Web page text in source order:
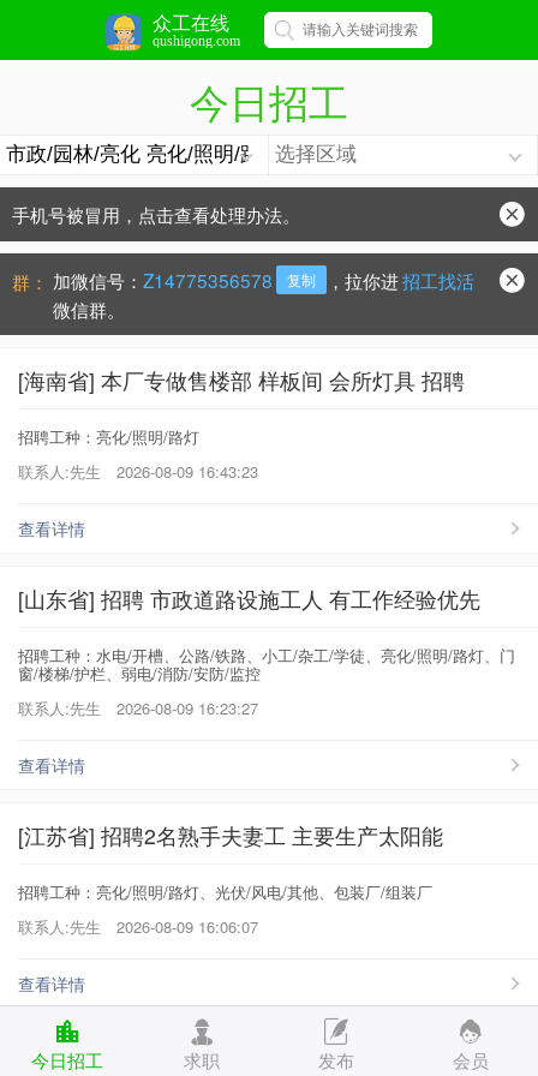
众工在线
qushigong.com
今日招工
手机号被冒用，点击查看处理办法。
防骗常识：学会这些不上当？
群： 加微信号： Z14775356578 复制 ，拉你进招工找活
微信群。
[海南省] 本厂专做售楼部 样板间 会所灯具 招聘
招聘工种：亮化/照明/路灯
联系人:先生
2026-08-09 16:43:23
查看详情
[山东省] 招聘 市政道路设施工人 有工作经验优先
招聘工种：水电/开槽、公路/铁路、小工/杂工/学徒、亮化/照明/路灯、门
窗/楼梯/护栏、弱电/消防/安防/监控
联系人:先生
2026-08-09 16:23:27
查看详情
[江苏省] 招聘2名熟手夫妻工 主要生产太阳能
招聘工种：亮化/照明/路灯、光伏/风电/其他、包装厂/组装厂
联系人:先生
2026-08-09 16:06:07
查看详情
[广东省] 招聘 跟单文员 我厂主要生产商业照明
今日招工 求职 发布 会员